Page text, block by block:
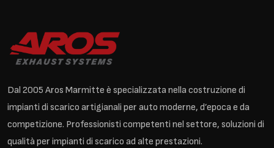
Dal 2005 Aros Marmitte è specializzata nella costruzione di
impianti di scarico artigianali per auto moderne, d’epoca e da
competizione. Professionisti competenti nel settore, soluzioni di
qualità per impianti di scarico ad alte prestazioni.